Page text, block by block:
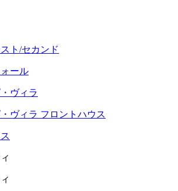
ト/セカンド
ール
ヴィラ
ヴィラ フロントハウス